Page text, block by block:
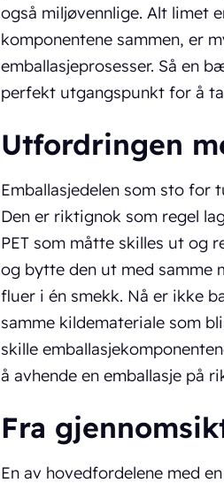
også miljøvennlige. Alt limet
komponentene sammen, er
emballasjeprosesser. Så en
perfekt utgangspunkt for å
Utfordringen
Emballasjedelen som sto for
Den er riktignok som regel
PET som måtte skilles ut og
og bytte den ut med samme
fluer i én smekk. Nå er ikke
samme kildemateriale som
skille
å avhende en emballasje på
Fra
En av hovedfordelene med